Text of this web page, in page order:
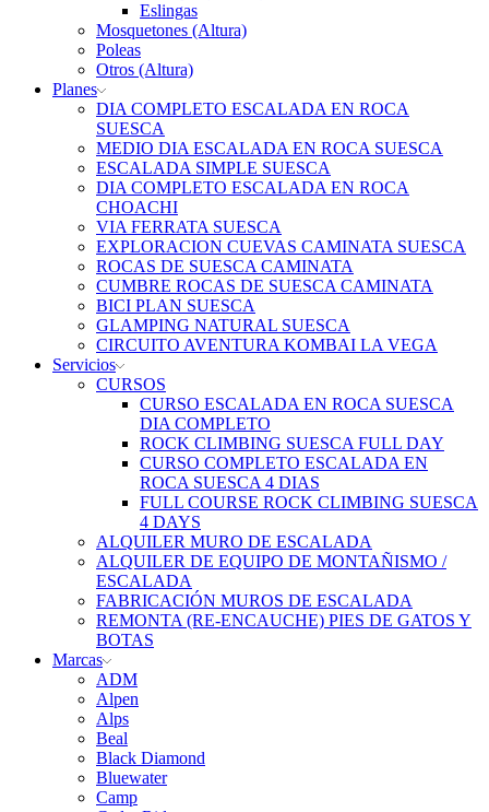
Eslingas
Mosquetones (Altura)
Poleas
Otros (Altura)
Planes
DIA COMPLETO ESCALADA EN ROCA
SUESCA
MEDIO DIA ESCALADA EN ROCA SUESCA
ESCALADA SIMPLE SUESCA
DIA COMPLETO ESCALADA EN ROCA
CHOACHI
VIA FERRATA SUESCA
EXPLORACION CUEVAS CAMINATA SUESCA
ROCAS DE SUESCA CAMINATA
CUMBRE ROCAS DE SUESCA CAMINATA
BICI PLAN SUESCA
GLAMPING NATURAL SUESCA
CIRCUITO AVENTURA KOMBAI LA VEGA
Servicios
CURSOS
CURSO ESCALADA EN ROCA SUESCA
DIA COMPLETO
ROCK CLIMBING SUESCA FULL DAY
CURSO COMPLETO ESCALADA EN
ROCA SUESCA 4 DIAS
FULL COURSE ROCK CLIMBING SUESCA
4 DAYS
ALQUILER MURO DE ESCALADA
ALQUILER DE EQUIPO DE MONTAÑISMO /
ESCALADA
FABRICACIÓN MUROS DE ESCALADA
REMONTA (RE-ENCAUCHE) PIES DE GATOS Y
BOTAS
Marcas
ADM
Alpen
Alps
Beal
Black Diamond
Bluewater
Camp